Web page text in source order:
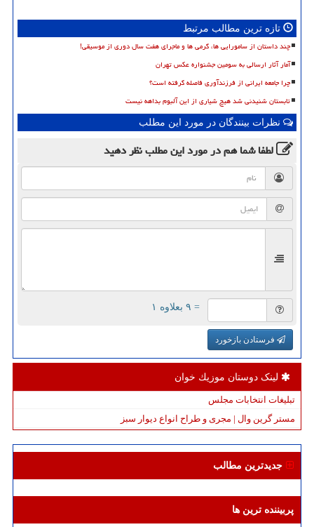
تازه ترین مطالب مرتبط
چند داستان از سامورایی ها، گرمی ها و ماجرای هفت سال دوری از موسیقی!
آمار آثار ارسالی به سومین جشنواره عکس تهران
چرا جامعه ایرانی از فرزندآوری فاصله گرفته است؟
تابستان شنیدنی شد هیچ شیاری از این آلبوم بداهه نیست
نظرات بینندگان در مورد این مطلب
لطفا شما همدر مورد این مطلبنظر دهید
= ۹ بعلاوه ۱
فرستادن بازخورد
لینک دوستان موزیك خوان
تبلیغات انتخابات مجلس
مستر گرین وال | مجری و طراح انواع دیوار سبز
جدیدترین مطالب
پربیننده ترین ها